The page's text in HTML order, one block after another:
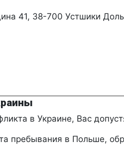
41, 38-700 Устшики
в Украине, Bас
пребывания в Польше,